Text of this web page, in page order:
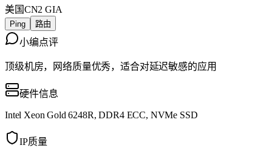
美国CN2 GIA
Ping 路由
小编点评
顶级机房，网络质量优秀，适合对延迟敏感的应用
硬件信息
Intel Xeon Gold 6248R, DDR4 ECC, NVMe SSD
IP质量